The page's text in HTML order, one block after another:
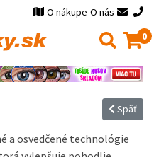
O nákupe O nás
0
Späť
a osvedčené technológie